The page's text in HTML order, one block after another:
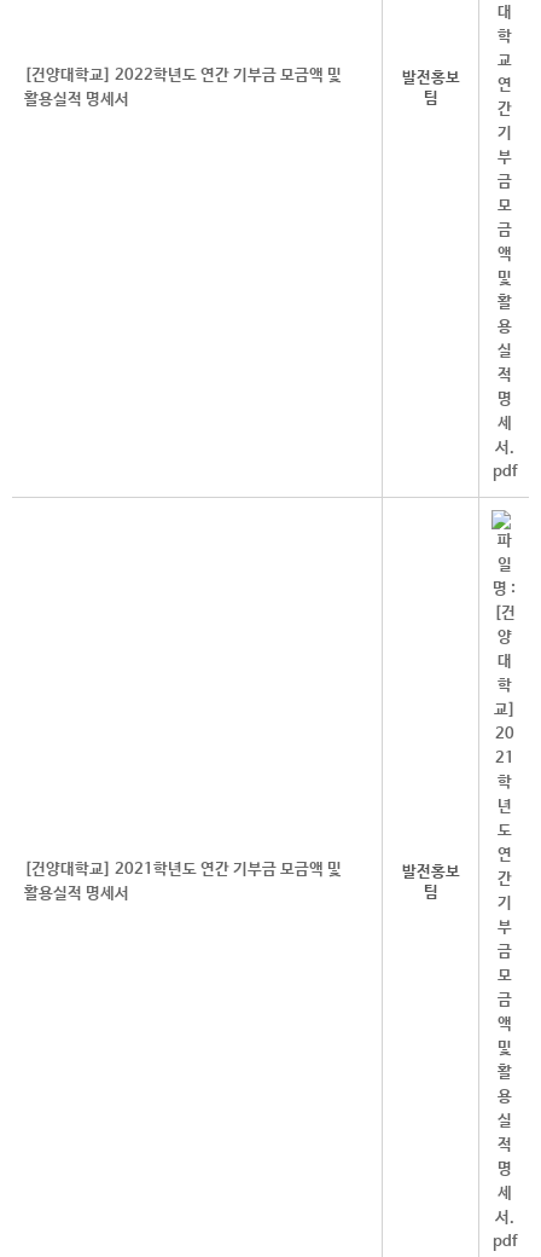
[건양대학교] 2022학년도 연간 기부금 모금액 및
활용실적 명세서
발전홍보
팀
[건양대학교] 2021학년도 연간 기부금 모금액 및
활용실적 명세서
발전홍보
팀